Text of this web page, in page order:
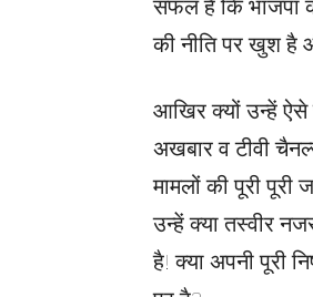
की नीति पर खुश है
आखिर क्यों उन्हें ऐसे
अखबार व टीवी
मामलों की पूरी
उन्हें क्या तस्वीर
है! क्या अपनी पूरी